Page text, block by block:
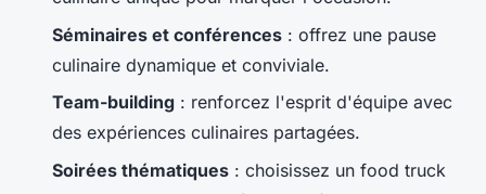
Séminaires et conférences : offrez une pause
culinaire dynamique et conviviale.
Team-building : renforcez l'esprit d'équipe avec
des expériences culinaires partagées.
Soirées thématiques : choisissez un food truck